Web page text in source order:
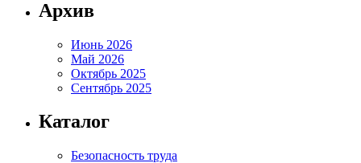
Архив
Июнь 2026
Май 2026
Октябрь 2025
Сентябрь 2025
Каталог
Безопасность труда